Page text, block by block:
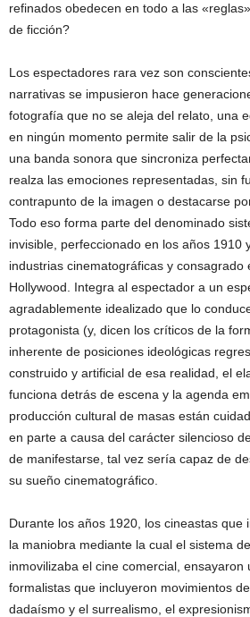
refinados obedecen en todo a las
de ficción?
Los espectadores rara vez son
narrativas se impusieron hace
fotografía que no se aleja del relato, una
en ningún momento permite salir de la
una banda sonora que sincroniza
realza las emociones representadas, sin
contrapunto de la imagen o destacarse
Todo eso forma parte del denominado
invisible, perfeccionado en los años 1910
industrias cinematográficas y consagrado
Hollywood. Integra al espectador a un
agradablemente idealizado que lo
protagonista (y, dicen los críticos de la
inherente de posiciones ideológicas
construido y artificial de esa realidad, el
funciona detrás de escena y la agenda
producción cultural de masas están
en parte a causa del carácter silencioso
de manifestarse, tal vez sería capaz de
su sueño cinematográfico.
Durante los años 1920, los cineastas que
la maniobra mediante la cual el sistema
inmovilizaba el cine comercial,
formalistas que incluyeron movimientos
dadaísmo y el surrealismo, el